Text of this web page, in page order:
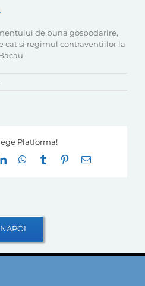
de buna gospodarire,
cat si regimul contraventiilor la
Platforma!
LinkedInWhatsApp
Tumblr Pinterest
E-